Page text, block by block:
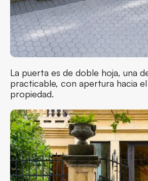
La puerta es de doble hoja, una
practicable, con apertura hacia
propiedad.